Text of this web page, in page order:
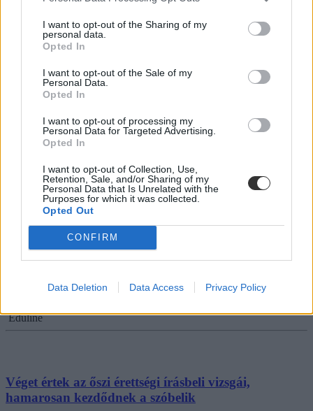
I want to opt-out of the Sharing of my
personal data.
Opted In
I want to opt-out of the Sale of my
Personal Data.
Opted In
I want to opt-out of processing my
Personal Data for Targeted Advertising.
Opted In
I want to opt-out of Collection, Use,
Retention, Sale, and/or Sharing of my
Personal Data that Is Unrelated with the
Purposes for which it was collected.
Opted Out
CONFIRM
Data Deletion Data Access Privacy Policy
írásbeli vizsgái
Befejeződtek az október-novemberi érettségi időszak írásbeli
Hivatal hétfőn az MTI-vel.
Érettségi-felvételi
Itt vannak az őszi érettségi feladatsorai és
megoldásai: minden vizsga egy helyen
meg az összes feladatsort és megoldást közép- és emelt szinten.
Eduline
Véget értek az őszi érettségi írásbeli vizsgái,
hamarosan kezdődnek a szóbelik